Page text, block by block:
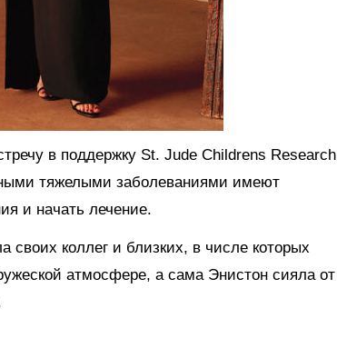
в поддержку St. Jude Childrens Research
тяжелыми заболеваниями имеют
и начать лечение.
своих коллег и близких, в числе которых
атмосфере, а сама Энистон сияла от